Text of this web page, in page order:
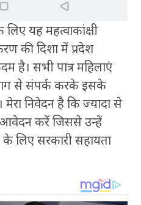
यह महत्वाकांक्षी
की दिशा में प्रदेश
है। सभी पात्र महिलाएं
से संपर्क करके इसके
निवेदन है कि ज्यादा से
आवेदन करें जिससे उन्हें
लिए सरकारी सहायता